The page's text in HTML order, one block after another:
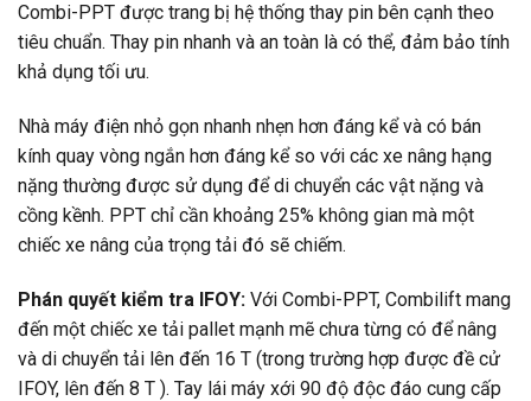
Combi-PPT được trang bị hệ thống thay pin bên cạnh theo
tiêu chuẩn. Thay pin nhanh và an toàn là có thể, đảm bảo tính
khả dụng tối ưu.
Nhà máy điện nhỏ gọn nhanh nhẹn hơn đáng kể và có bán
kính quay vòng ngắn hơn đáng kể so với các xe nâng hạng
nặng thường được sử dụng để di chuyển các vật nặng và
cồng kềnh. PPT chỉ cần khoảng 25% không gian mà một
chiếc xe nâng của trọng tải đó sẽ chiếm.
Phán quyết kiểm tra IFOY: Với Combi-PPT, Combilift mang
đến một chiếc xe tải pallet mạnh mẽ chưa từng có để nâng
và di chuyển tải lên đến 16 T (trong trường hợp được đề cử
IFOY, lên đến 8 T ). Tay lái máy xới 90 độ độc đáo cung cấp